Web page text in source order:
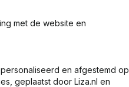
met de website en
en afgestemd op
geplaatst door Liza.nl en